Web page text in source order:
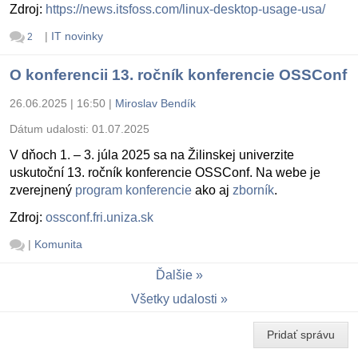
Zdroj: https://news.itsfoss.com/linux-desktop-usage-usa/
2 | IT novinky
O konferencii 13. ročník konferencie OSSConf
26.06.2025 | 16:50 | Miroslav Bendík
Dátum udalosti: 01.07.2025
V dňoch 1. – 3. júla 2025 sa na Žilinskej univerzite
uskutoční 13. ročník konferencie OSSConf. Na webe je
zverejnený program konferencie ako aj zborník.
Zdroj: ossconf.fri.uniza.sk
| Komunita
Ďalšie
Všetky udalosti
Pridať správu